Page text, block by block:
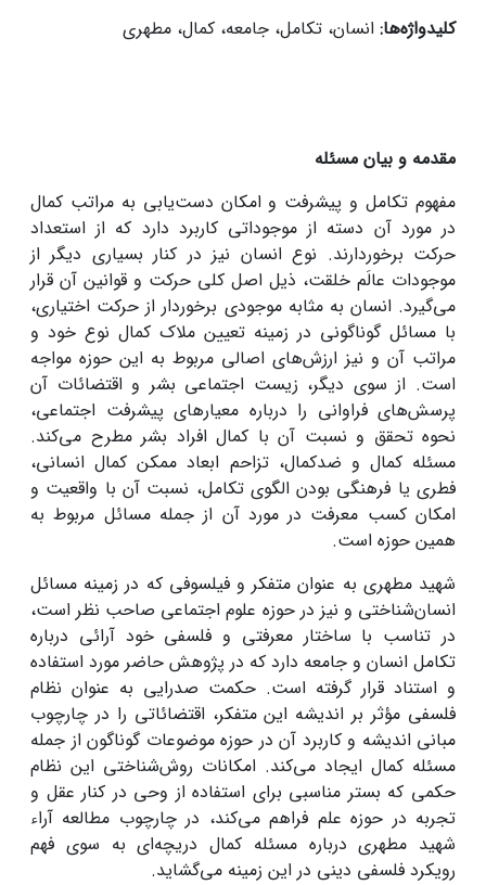
کلیدواژه‌ها: انسان، تکامل، جامعه، کمال، مطهری
مقدمه و بیان مسئله
مفهوم تکامل و پیشرفت و امکان دست‌یابی به مراتب کمال
در مورد آن دسته از موجوداتی کاربرد دارد که از استعداد
حرکت برخوردارند. نوع انسان نیز در کنار بسیاری دیگر از
موجودات عالَم خلقت، ذیل اصل کلی حرکت و قوانین آن قرار
می‌گیرد. انسان به مثابه موجودی برخوردار از حرکت اختیاری،
با مسائل گوناگونی در زمینه تعیین ملاک کمال نوع خود و
مراتب آن و نیز ارزش‌های اصالی مربوط به این حوزه مواجه
است. از سوی دیگر، زیست اجتماعی بشر و اقتضائات آن
پرسش‌های فراوانی را درباره معیارهای پیشرفت اجتماعی،
نحوه تحقق و نسبت آن با کمال افراد بشر مطرح می‌کند.
مسئله کمال و ضدکمال، تزاحم ابعاد ممکن کمال انسانی،
فطری یا فرهنگی‌ بودن الگوی تکامل، نسبت آن با واقعیت و
امکان کسب معرفت در مورد آن از جمله مسائل مربوط به
همین حوزه است.
شهید مطهری به عنوان متفکر و فیلسوفی که در زمینه مسائل
انسان‌شناختی و نیز در حوزه علوم اجتماعی صاحب نظر است،
در تناسب با ساختار معرفتی و فلسفی خود آرائی درباره
تکامل انسان و جامعه دارد که در پژوهش حاضر مورد استفاده
و استناد قرار گرفته است. حکمت صدرایی به عنوان نظام
فلسفی مؤثر بر اندیشه این متفکر، اقتضائاتی را در چارچوب
مبانی اندیشه و کاربرد آن در حوزه موضوعات گوناگون از جمله
مسئله کمال ایجاد می‌کند. امکانات روش‌شناختی این نظام
حکمی که بستر مناسبی برای استفاده از وحی در کنار عقل و
تجربه در حوزه علم فراهم می‌کند، در چارچوب مطالعه آراء
شهید مطهری درباره مسئله کمال دریچه‌ای به سوی فهم
رویکرد فلسفی دینی در این زمینه می‌گشاید.